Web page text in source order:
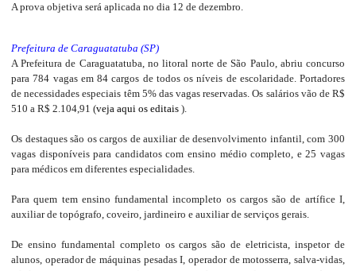
A prova objetiva será aplicada no dia 12 de dezembro.
Prefeitura de Caraguatatuba (SP)
A Prefeitura de Caraguatatuba, no litoral norte de São Paulo, abriu concurso
para 784 vagas em 84 cargos de todos os níveis de escolaridade. Portadores
de necessidades especiais têm 5% das vagas reservadas. Os salários vão de R$
510 a R$ 2.104,91 (veja aqui os editais ).
Os destaques são os cargos de auxiliar de desenvolvimento infantil, com 300
vagas disponíveis para candidatos com ensino médio completo, e 25 vagas
para médicos em diferentes especialidades.
Para quem tem ensino fundamental incompleto os cargos são de artífice I,
auxiliar de topógrafo, coveiro, jardineiro e auxiliar de serviços gerais.
De ensino fundamental completo os cargos são de eletricista, inspetor de
alunos, operador de máquinas pesadas I, operador de motosserra, salva-vidas,